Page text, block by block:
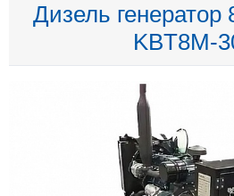
Дизель генератор
KBT8M-